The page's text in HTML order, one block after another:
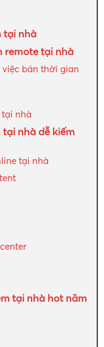
tại nhà
remote tại nhà
bán thời gian
tại nhà
nhà dễ kiếm
tại nhà
tại nhà hot năm